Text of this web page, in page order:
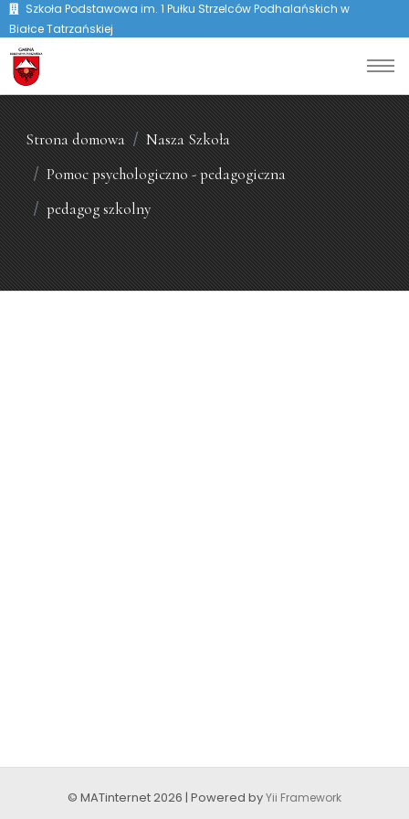
Szkoła Podstawowa im. 1 Pułku Strzelców Podhalańskich w
Białce Tatrzańskiej
Strona domowa
Nasza Szkoła
Pomoc psychologiczno - pedagogiczna
pedagog szkolny
© MATinternet 2026 | Powered byYii Framework